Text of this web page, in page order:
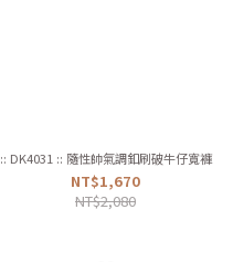
:: DK4031 :: 隨性帥氣調釦刷破牛仔寬褲
NT$1,670
NT$2,080